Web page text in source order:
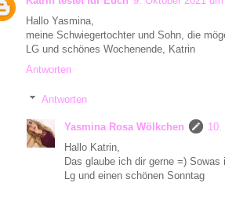
Hallo Yasmina,
meine Schwiegertochter und Sohn, die
LG und schönes Wochenende, Katrin
Antworten
Antworten
Yasmina Rosa Wölkchen
10.
Hallo Katrin,
Das glaube ich dir gerne =)
Lg und einen schönen Sonntag